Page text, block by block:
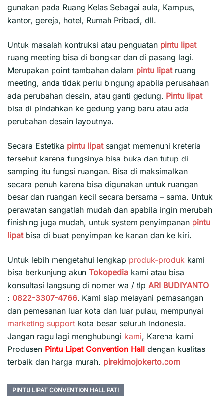
gunakan pada Ruang Kelas Sebagai aula, Kampus,
kantor, gereja, hotel, Rumah Pribadi, dll.
Untuk masalah kontruksi atau penguatan pintu lipat
ruang meeting bisa di bongkar dan di pasang lagi.
Merupakan point tambahan dalam pintu lipatruang
meeting, anda tidak perlu bingung apabila perusahaan
ada perubahan desain, atau ganti gedung. Pintu lipat
bisa di pindahkan ke gedung yang baru atau ada
perubahan desain layoutnya.
Secara Estetika pintu lipat sangat memenuhi kreteria
tersebut karena fungsinya bisa buka dan tutup di
samping itu fungsi ruangan. Bisa di maksimalkan
secara penuh karena bisa digunakan untuk ruangan
besar dan ruangan kecil secara bersama – sama. Untuk
perawatan sangatlah mudah dan apabila ingin merubah
finishing juga mudah, untuk system penyimpanan pintu
lipatbisa di buat penyimpan ke kanan dan ke kiri.
Untuk lebih mengetahui lengkap produk-produk kami
bisa berkunjung akun Tokopedia kami atau bisa
konsultasi langsung di nomer wa / tlp ARI BUDIYANTO
: 0822-3307-4766. Kami siap melayani pemasangan
dan pemesanan luar kota dan luar pulau, mempunyai
marketing support kota besar seluruh indonesia.
Jangan ragu lagi menghubungi kami, Karena kami
Produsen Pintu Lipat Convention Hall dengan kualitas
terbaik dan harga murah. pirekimojokerto.com
PINTU LIPAT CONVENTION HALL PATI